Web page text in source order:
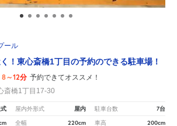
ール
！東心斎橋1丁目の予約のできる駐車場！
8～12分 予約できてオススメ！
斎橋1丁目17-30
屋内外形式 屋内 駐車台数 7台
全幅 220cm 車高 200cm